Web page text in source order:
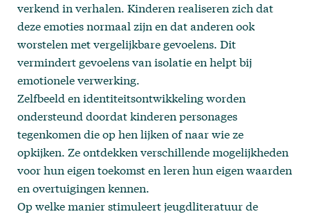
verkend in verhalen. Kinderen realiseren zich dat
deze emoties normaal zijn en dat anderen ook
worstelen met vergelijkbare gevoelens. Dit
vermindert gevoelens van isolatie en helpt bij
emotionele verwerking.
Zelfbeeld en identiteitsontwikkeling worden
ondersteund doordat kinderen personages
tegenkomen die op hen lijken of naar wie ze
opkijken. Ze ontdekken verschillende mogelijkheden
voor hun eigen toekomst en leren hun eigen waarden
en overtuigingen kennen.
Op welke manier stimuleert jeugdliteratuur de